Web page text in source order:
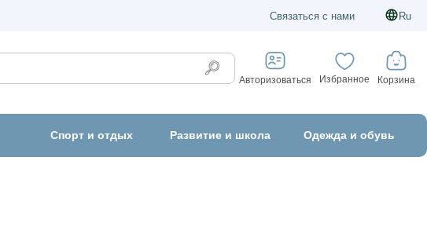
Связаться с нами Ru
Авторизоваться Избранное Корзина
Спорт и отдых Развитие и школа Одежда и обувь